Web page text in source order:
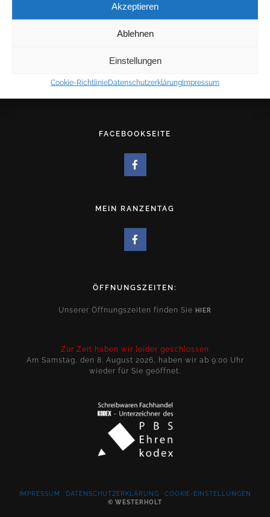
Akzeptieren
Ablehnen
Einstellungen
Cookie-RichtlinieDatenschutzerklärungImpressum
info@westerholt.net
für Druckangelegenheiten:
FACEBOOKSEITE
MEIN RANZENTAG
ÖFFNUNGSZEITEN:
Unserer Öffnungszeiten finden Sie HIER
Zur Zeit haben wir leider geschlossen
Am Samstag, den 8. August 2026, haben wir ab 9:00 Uhr
wieder für Sie geöffnet.
IMPRESSUM DATENSCHUTZERKLÄRUNG
COOKIE-EINSTELLUNGEN
© WESTERHOLT